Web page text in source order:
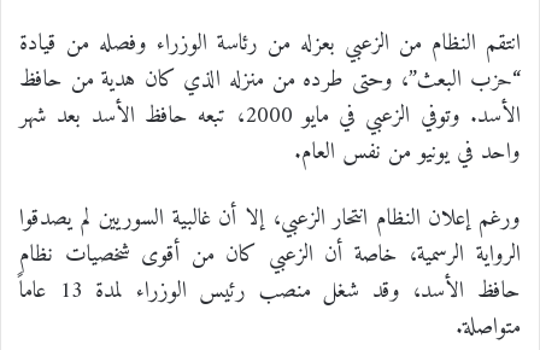
انتقم النظام من الزعبي بعزله من رئاسة الوزراء وفصله من قيادة
“حزب البعث”، وحتى طرده من منزله الذي كان هدية من حافظ
الأسد. وتوفي الزعبي في مايو 2000، تبعه حافظ الأسد بعد شهر
واحد في يونيو من نفس العام.
ورغم إعلان النظام انتحار الزعبي، إلا أن غالبية السوريين لم يصدقوا
الرواية الرسمية، خاصة أن الزعبي كان من أقوى شخصيات نظام
حافظ الأسد، وقد شغل منصب رئيس الوزراء لمدة 13 عاماً
متواصلة.